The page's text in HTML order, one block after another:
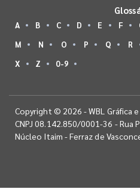
A B C D E F
M
N O P Q R
X
Z 0-9
Copyright © 2026 - WBL Gráfica
CNPJ 08.142.850/0001-36 - Rua
Núcleo Itaim - Ferraz de